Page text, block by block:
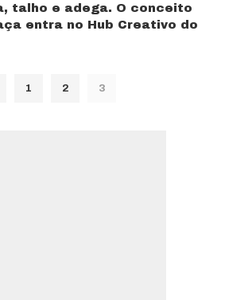
talho e adega. O conceito
entra no Hub Creativo do
1 2 3